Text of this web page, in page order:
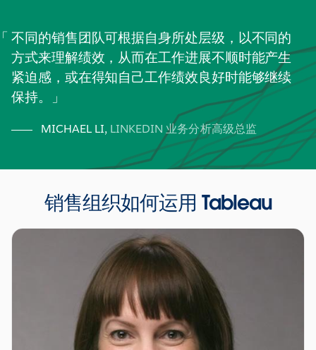
不同的销售团队可根据自身所处层级，以不同的
方式来理解绩效，从而在工作进展不顺时能产生
紧迫感，或在得知自己工作绩效良好时能够继续
保持。
MICHAEL LI, LINKEDIN 业务分析高级总监
销售组织如何运用 Tableau